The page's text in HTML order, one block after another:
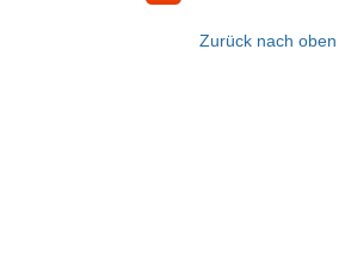
Zurück nach oben